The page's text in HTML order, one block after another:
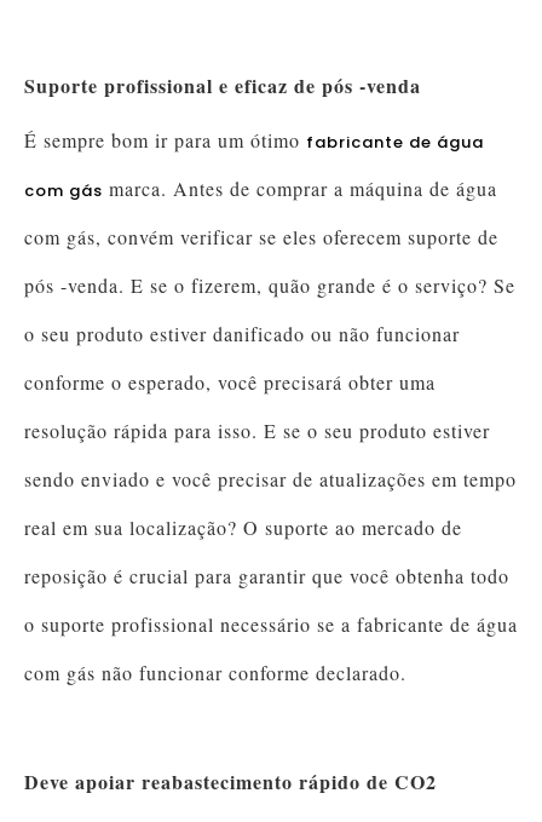
Suporte profissional e eficaz de pós -venda
É sempre bom ir para um ótimo fabricante de água
com gás marca. Antes de comprar a máquina de água
com gás, convém verificar se eles oferecem suporte de
pós -venda. E se o fizerem, quão grande é o serviço? Se
o seu produto estiver danificado ou não funcionar
conforme o esperado, você precisará obter uma
resolução rápida para isso. E se o seu produto estiver
sendo enviado e você precisar de atualizações em tempo
real em sua localização? O suporte ao mercado de
reposição é crucial para garantir que você obtenha todo
o suporte profissional necessário se a fabricante de água
com gás não funcionar conforme declarado.
Deve apoiar reabastecimento rápido de CO2